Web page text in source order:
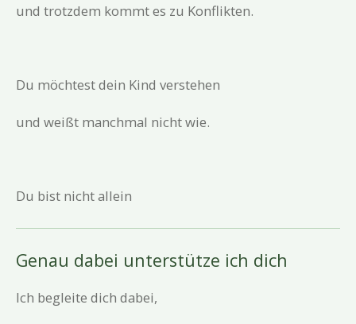
und trotzdem kommt es zu Konflikten.
Du möchtest dein Kind verstehen
und weißt manchmal nicht wie.
Du bist nicht allein
Genau dabei unterstütze ich dich
Ich begleite dich dabei,